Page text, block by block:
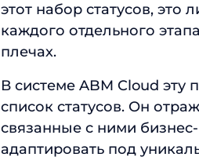
этот набор статусов, это
каждого отдельного
плечах.
В системе ABM Cloud эту
список статусов. Он
связанные с ними
адаптировать под